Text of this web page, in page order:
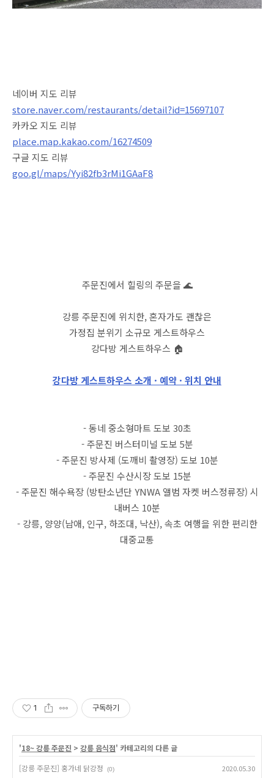
네이버 지도 리뷰
store.naver.com/restaurants/detail?id=15697107
카카오 지도 리뷰
place.map.kakao.com/16274509
구글 지도 리뷰
goo.gl/maps/Yyi82fb3rMi1GAaF8
주문진에서 힐링의 주문을 🌊
강릉 주문진에 위치한, 혼자가도 괜찮은
가정집 분위기 소규모 게스트하우스
강다방 게스트하우스 🏠
강다방 게스트하우스 소개 · 예약 · 위치 안내
- 동네 중소형마트 도보 30초
- 주문진 버스터미널 도보 5분
- 주문진 방사제 (도깨비 촬영장) 도보 10분
- 주문진 수산시장 도보 15분
- 주문진 해수욕장 (방탄소년단 YNWA 앨범 자켓 버스정류장) 시
내버스 10분
- 강릉, 양양(남애, 인구, 하조대, 낙산), 속초 여행을 위한 편리한
대중교통
1 구독하기
'18~ 강릉 주문진 > 강릉 음식점' 카테고리의 다른 글
[강릉 주문진] 홍가네 닭강정
(0) 2020.05.30